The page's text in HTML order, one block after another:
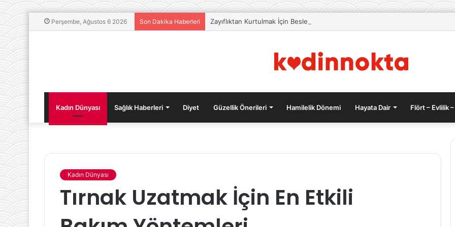
Perşembe, Ağustos 6 2026 Son Dakika Haberleri Zayıflıktan Kurtulmak İçin Beslenme Önerileri
Kadın Dünyası Sağlık Haberleri Diyet Güzellik Önerileri Hamilelik Dönemi Hayata Dair Flört – Evlilik
Kadın Dünyası
Tırnak Uzatmak İçin En Etkili
Genital
Bölge
Dolgusu
Yapılır
hastası
olmamak
neler